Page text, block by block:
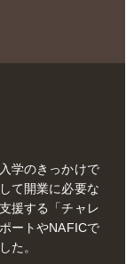
学のきっかけで
て開業に必要な
援する「チャレ
ートやNAFICで
た。